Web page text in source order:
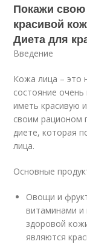
Покажи
красивой
Диета для
Введение
Кожа лица – это
состояние
иметь красивую
своим рационом
диете, которая
лица.
Основные
Овощи и
витаминами
здоровой
являются